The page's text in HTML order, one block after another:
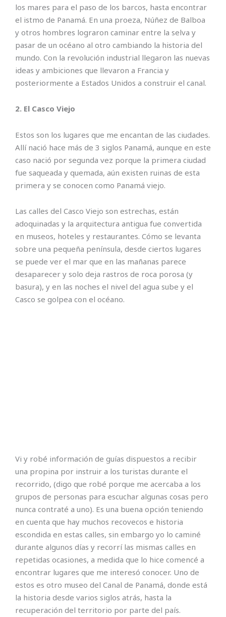
los mares para el paso de los barcos, hasta encontrar
el istmo de Panamá. En una proeza, Núñez de Balboa
y otros hombres lograron caminar entre la selva y
pasar de un océano al otro cambiando la historia del
mundo. Con la revolución industrial llegaron las nuevas
ideas y ambiciones que llevaron a Francia y
posteriormente a Estados Unidos a construir el canal.
2. El Casco Viejo
Estos son los lugares que me encantan de las ciudades.
Allí nació hace más de 3 siglos Panamá, aunque en este
caso nació por segunda vez porque la primera ciudad
fue saqueada y quemada, aún existen ruinas de esta
primera y se conocen como Panamá viejo.
Las calles del Casco Viejo son estrechas, están
adoquinadas y la arquitectura antigua fue convertida
en museos, hoteles y restaurantes. Cómo se levanta
sobre una pequeña península, desde ciertos lugares
se puede ver el mar que en las mañanas parece
desaparecer y solo deja rastros de roca porosa (y
basura), y en las noches el nivel del agua sube y el
Casco se golpea con el océano.
Vi y robé información de guías dispuestos a recibir
una propina por instruir a los turistas durante el
recorrido, (digo que robé porque me acercaba a los
grupos de personas para escuchar algunas cosas pero
nunca contraté a uno). Es una buena opción teniendo
en cuenta que hay muchos recovecos e historia
escondida en estas calles, sin embargo yo lo caminé
durante algunos días y recorrí las mismas calles en
repetidas ocasiones, a medida que lo hice comencé a
encontrar lugares que me interesó conocer. Uno de
estos es otro museo del Canal de Panamá, donde está
la historia desde varios siglos atrás, hasta la
recuperación del territorio por parte del país.